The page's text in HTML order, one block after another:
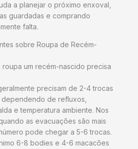
a planejar o próximo enxoval,
guardadas e comprando
falta.
sobre Roupa de Recém-
roupa um recém-nascido precisa
precisam de 2-4 trocas
dependendo de refluxos,
e temperatura ambiente. Nos
as evacuações são mais
pode chegar a 5-6 trocas.
6-8 bodies e 4-6 macacões